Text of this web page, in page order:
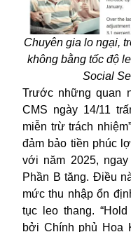
Chuyên gia lo ngại,
không bằng tốc độ
Social
Trước những quan
CMS ngày 14/11
miễn trừ trách
đảm bảo tiền phúc
với năm 2025,
Phần B tăng. Điều
mức thu nhập ổn
tục leo thang.
bởi Chính phủ Hoa